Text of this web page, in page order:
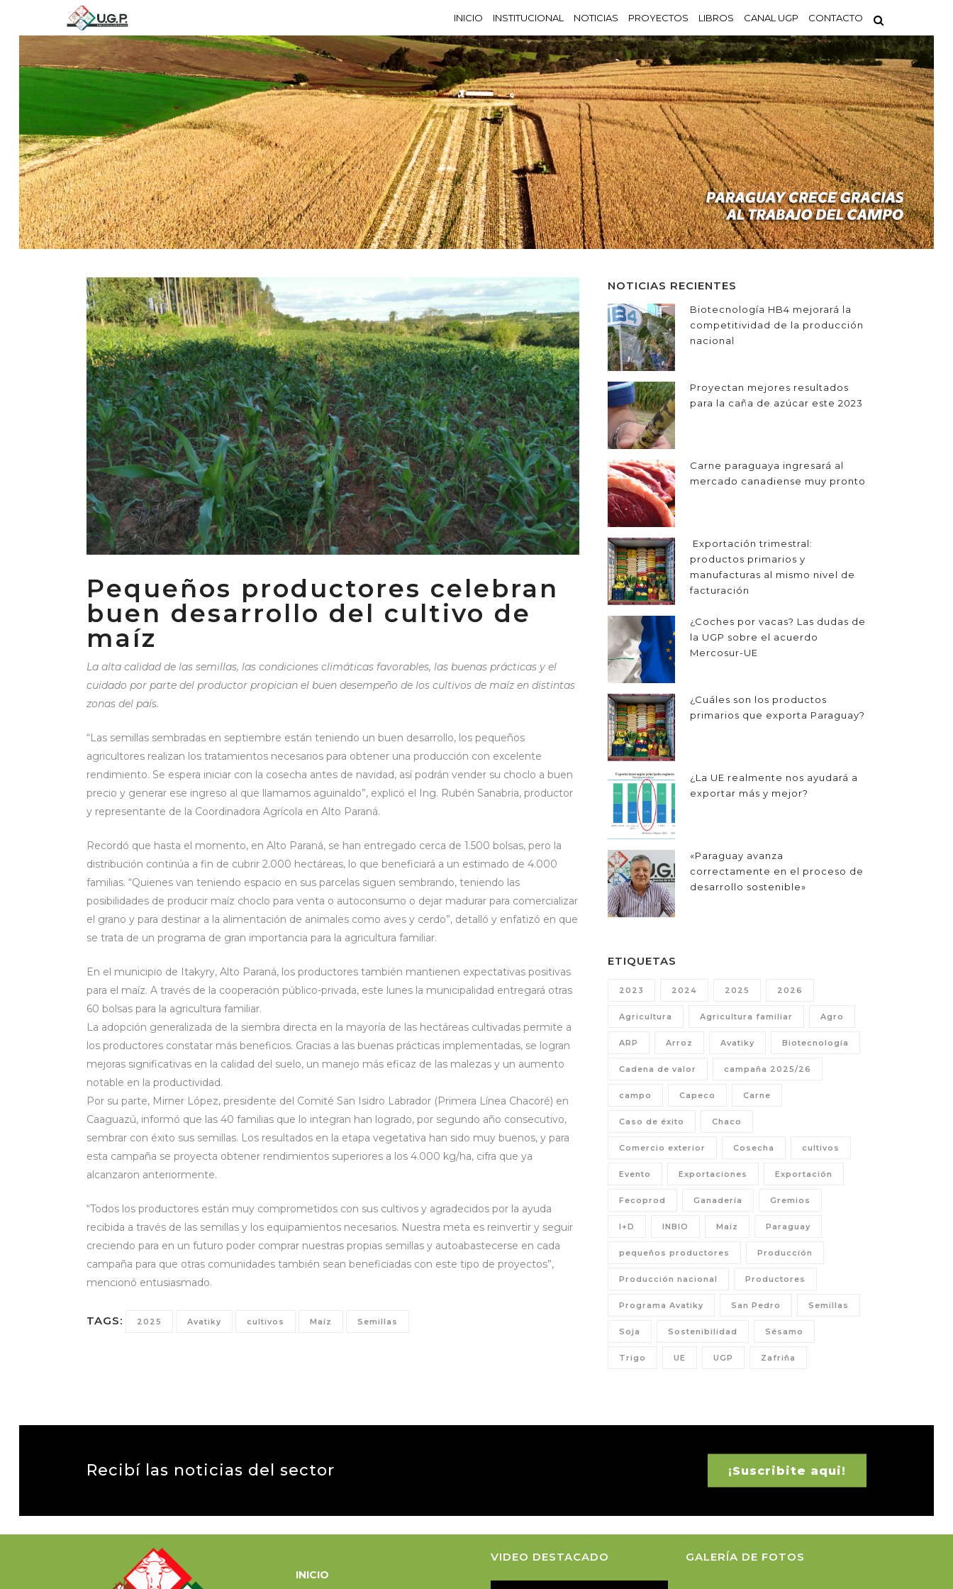
INICIO INSTITUCIONAL NOTICIAS PROYECTOS LIBROS CANAL UGP CONTACTO
Pequeños productores celebran
buen desarrollo del cultivo de
maíz
La alta calidad de las semillas, las condiciones climáticas favorables, las buenas prácticas y el
cuidado por parte del productor propician el buen desempeño de los cultivos de maíz en distintas
zonas del país.
“Las semillas sembradas en septiembre están teniendo un buen desarrollo, los pequeños
agricultores realizan los tratamientos necesarios para obtener una producción con excelente
rendimiento. Se espera iniciar con la cosecha antes de navidad, así podrán vender su choclo a buen
precio y generar ese ingreso al que llamamos aguinaldo”, explicó el Ing. Rubén Sanabria, productor
y representante de la Coordinadora Agrícola en Alto Paraná.
Recordó que hasta el momento, en Alto Paraná, se han entregado cerca de 1.500 bolsas, pero la
distribución continúa a fin de cubrir 2.000 hectáreas, lo que beneficiará a un estimado de 4.000
familias. “Quienes van teniendo espacio en sus parcelas siguen sembrando, teniendo las
posibilidades de producir maíz choclo para venta o autoconsumo o dejar madurar para comercializar
el grano y para destinar a la alimentación de animales como aves y cerdo”, detalló y enfatizó en que
se trata de un programa de gran importancia para la agricultura familiar.
En el municipio de Itakyry, Alto Paraná, los productores también mantienen expectativas positivas
para el maíz. A través de la cooperación público-privada, este lunes la municipalidad entregará otras
60 bolsas para la agricultura familiar.
La adopción generalizada de la siembra directa en la mayoría de las hectáreas cultivadas permite a
los productores constatar más beneficios. Gracias a las buenas prácticas implementadas, se logran
mejoras significativas en la calidad del suelo, un manejo más eficaz de las malezas y un aumento
notable en la productividad.
Por su parte, Mirner López, presidente del Comité San Isidro Labrador (Primera Línea Chacoré) en
Caaguazú, informó que las 40 familias que lo integran han logrado, por segundo año consecutivo,
sembrar con éxito sus semillas. Los resultados en la etapa vegetativa han sido muy buenos, y para
esta campaña se proyecta obtener rendimientos superiores a los 4.000 kg/ha, cifra que ya
alcanzaron anteriormente.
“Todos los productores están muy comprometidos con sus cultivos y agradecidos por la ayuda
recibida a través de las semillas y los equipamientos necesarios. Nuestra meta es reinvertir y seguir
creciendo para en un futuro poder comprar nuestras propias semillas y autoabastecerse en cada
campaña para que otras comunidades también sean beneficiadas con este tipo de proyectos”,
mencionó entusiasmado.
TAGS: 2025 Avatiky cultivos Maíz Semillas
NOTICIAS RECIENTES
Biotecnología HB4 mejorará la
competitividad de la producción
nacional
Proyectan mejores resultados
para la caña de azúcar este 2023
Carne paraguaya ingresará al
mercado canadiense muy pronto
Exportación trimestral:
productos primarios y
manufacturas al mismo nivel de
facturación
¿Coches por vacas? Las dudas de
la UGP sobre el acuerdo
Mercosur-UE
¿Cuáles son los productos
primarios que exporta Paraguay?
¿La UE realmente nos ayudará a
exportar más y mejor?
«Paraguay avanza
correctamente en el proceso de
desarrollo sostenible»
ETIQUETAS
2023 2024 2025 2026
Agricultura Agricultura familiar Agro
ARP Arroz Avatiky Biotecnología
Cadena de valor campaña 2025/26
campo Capeco Carne
Caso de éxito Chaco
Comercio exterior Cosecha cultivos
Evento Exportaciones Exportación
Fecoprod Ganadería Gremios
I+D INBIO Maíz Paraguay
pequeños productores Producción
Producción nacional Productores
Programa Avatiky San Pedro Semillas
Soja Sostenibilidad Sésamo
Trigo UE UGP Zafriña
Recibí las noticias del sector ¡Suscribite aqui!
INICIO
VIDEO DESTACADO GALERÍA DE FOTOS